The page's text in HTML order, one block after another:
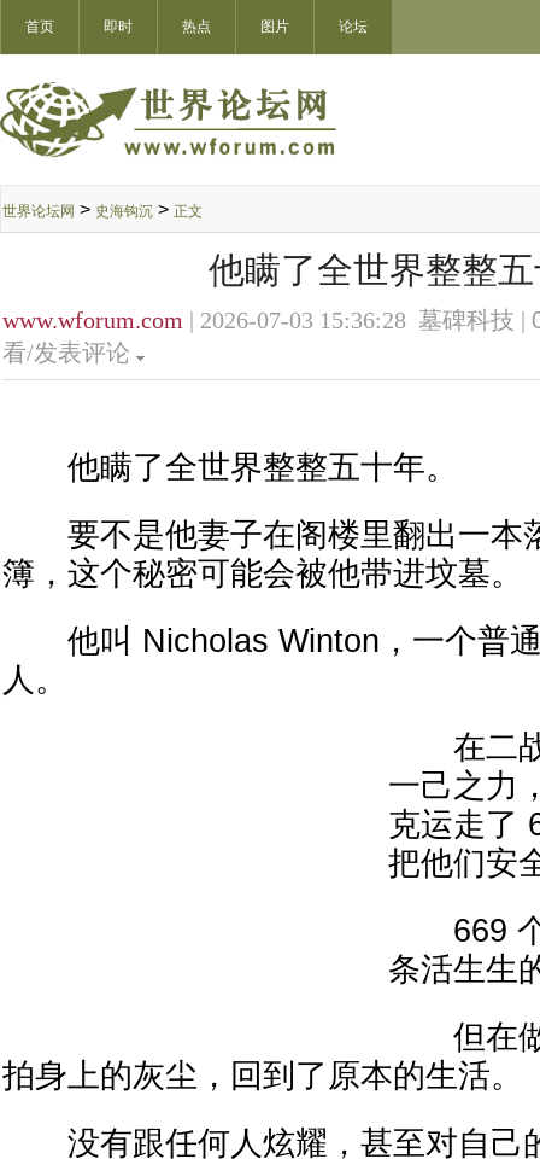
首页 即时 热点 图片 论坛
世界论坛网 > 史海钩沉 > 正文
他瞒了全世界整整
www.wforum.com | 2026-07-03 15:36:28 墓碑科技 |
看/发表评论
他瞒了全世界整整五十年。
要不是他妻子在阁楼里翻出一本
簿，这个秘密可能会被他带进坟墓。
他叫 Nicholas Winton，一个普通
人。
在二战
一己之力
克运走了
把他们安
669 个
条活生生
但在做
拍身上的灰尘，回到了原本的生活。
没有跟任何人炫耀，甚至对自己